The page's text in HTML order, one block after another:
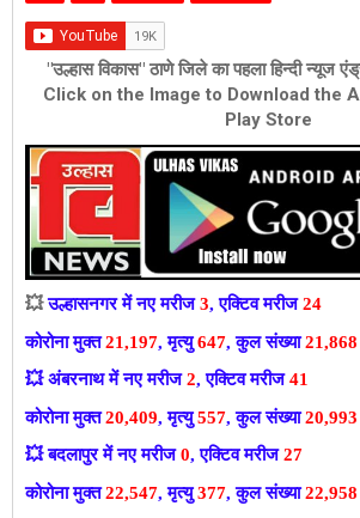
"उल्हास विकास" ठाणे जिले का पहला हिन्दी न्यूज
Click on the Image to Download the
Play Store
💥उल्हासनगर में नए मरीज3, एक्टिव मरीज24
कोरोना मुक्त21,197, मृत्यु647, कुल संख्या21,868
💥अंबरनाथ में नए मरीज2, एक्टिव मरीज41
कोरोना मुक्त20,409, मृत्यु557, कुल संख्या20,993
💥बदलापुर में नए मरीज0, एक्टिव मरीज27
कोरोना मुक्त22,547, मृत्यु377, कुल संख्या22,958